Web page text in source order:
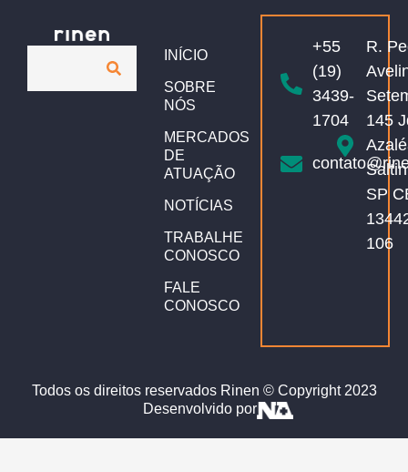
INÍCIO
SOBRE
NÓS
MERCADOS
DE
ATUAÇÃO
NOTÍCIAS
TRABALHE
CONOSCO
FALE
CONOSCO
+55
(19)
3439-
1704
R.
145
SP
106
Todos os direitos reservados Rinen © Copyright 2023
Desenvolvido por